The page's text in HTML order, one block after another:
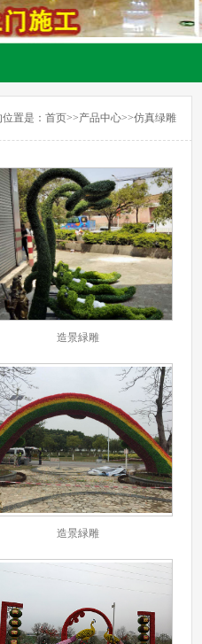
置是： 首页>>产品中心>>仿真绿雕
造景緑雕
造景緑雕